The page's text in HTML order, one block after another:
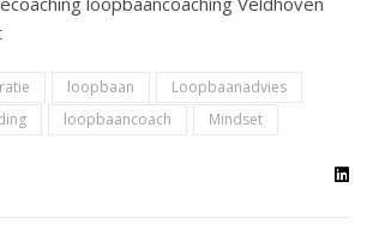
loopbaan
Loopbaanadvies
loopbaancoach Mindset